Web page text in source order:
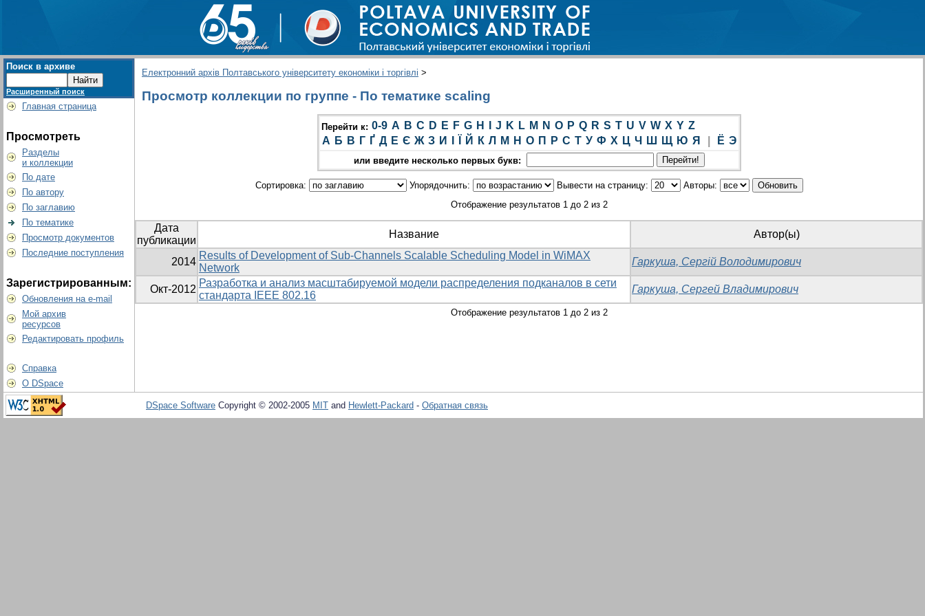
Поиск в архиве
Расширенный поиск
Главная страница
Просмотреть
Разделы
и коллекции
По дате
По автору
По заглавию
По тематике
Просмотр документов
Последние поступления
Зарегистрированным:
Обновления на e-mail
Мой архив
ресурсов
Редактировать профиль
Справка
О DSpace
Електронний архів Полтавського університету економіки і торгівлі >
Просмотр коллекции по группе - По тематике scaling
Перейти к: 0-9 A B C D E F G H J K L M N O P Q R S T U V W X Y Z
А Б В Г Ґ Д Е Є Ж З И Й К Л М Н О П Р С Т У Ф Х Ц Ч Ш Щ Ю Я Ё Э
или введите несколько первых букв:
Сортировка: Упорядочнить: Вывести на страницу:
Авторы:
Отображение результатов 1 до 2 из 2
Дата
публикации
Название Автор(ы)
2014
Results of Development of Sub-Channels Scalable Scheduling Model in WiMAX
Network
Гаркуша, Сергій Володимирович
Окт-2012
Разработка и анализ масштабируемой модели распределения подканалов в сети
стандарта IEEE 802.16
Гаркуша, Сергей Владимирович
Отображение результатов 1 до 2 из 2
DSpace Software Copyright © 2002-2005 MIT and Hewlett-Packard - Обратная связь